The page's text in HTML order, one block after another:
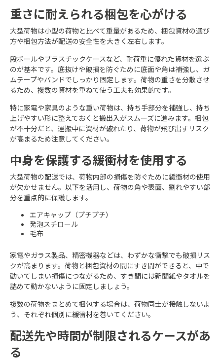
重さに耐えられる梱包を心がける
大型荷物は小型の荷物と比べて重量があるため、梱包資材の選び
方や梱包方法が配送の安全性を大きく左右します。
段ボールやプラスチックケースなど、耐荷重に優れた資材を選ぶ
のが基本です。底抜けや破損を防ぐために底面や角は補強し、ガ
ムテープやバンドでしっかり固定します。荷物の重さを分散させ
るため、複数の資材を重ねて使う工夫も効果的です。
特に家電や家具のような重い荷物は、持ち手部分を補強し、持ち
上げやすい形に整えておくと搬出入がスムーズに進みます。梱包
が不十分だと、運搬中に資材が破れたり、荷物が飛び出すリスク
が高まるため注意してください。
中身を保護する緩衝材を使用する
大型荷物の配送では、荷物内部の損傷を防ぐために緩衝材の使用
が欠かせません。以下を活用し、荷物の角や表面、割れやすい部
分を重点的に保護します。
エアキャップ（プチプチ）
発泡スチロール
毛布
家電やガラス製品、精密機器などは、わずかな衝撃でも破損リス
クが高まります。荷物と梱包資材の間にすき間ができると、中で
動いてしまい損傷につながるため、すき間には新聞紙やタオルを
詰めて動かないように固定しましょう。
複数の荷物をまとめて梱包する場合は、荷物同士が接触しないよ
う、それぞれ個別に緩衝材を巻いてください。
配送先や時間が制限されるケースがあ
る